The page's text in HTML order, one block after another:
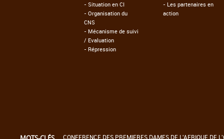
- Situation en CI
- Organisation du
CNS
- Mécanisme de suivi
/ Evaluation
- Répression
- Les partenaires en
action
CONFERENCE DES PREMIERES DAMES DE L'AFRIQUE DE